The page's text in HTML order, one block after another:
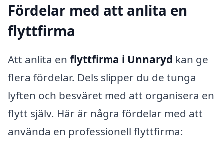
Fördelar med att anlita en
flyttfirma
Att anlita en flyttfirma i Unnaryd kan ge
flera fördelar. Dels slipper du de tunga
lyften och besväret med att organisera en
flytt själv. Här är några fördelar med att
använda en professionell flyttfirma: